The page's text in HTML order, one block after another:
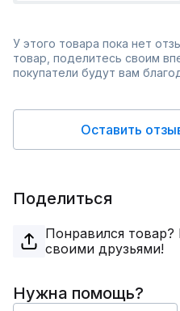
У этого товара пока нет
товар, поделитесь своим
покупатели будут вам
Оставить
Поделиться
Понравился
своими друзьями!
Нужна помощь?